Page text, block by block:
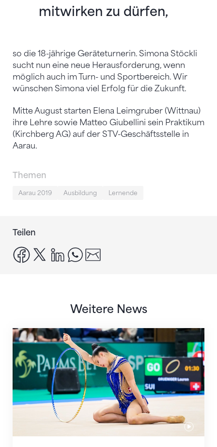
mitwirken zu dürfen,
so die 18-jährige Geräteturnerin. Simona Stöckli
sucht nun eine neue Herausforderung, wenn
möglich auch im Turn- und Sportbereich. Wir
wünschen Simona viel Erfolg für die Zukunft.
Mitte August starten Elena Leimgruber (Wittnau)
ihre Lehre sowie Matteo Giubellini sein Praktikum
(Kirchberg AG) auf der STV-Geschäftsstelle in
Aarau.
Themen
Aarau 2019 Ausbildung Lernende
Teilen
facebook
x linkedinwhatsapp
Weitere News
Nächster Halt: Weltmeisterschaft